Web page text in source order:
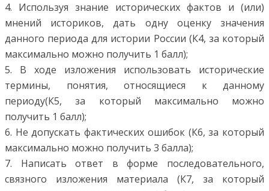
4. Используя знание исторических фактов и (или)
мнений историков, дать одну оценку значения
данного периода для истории России (К4, за который
максимально можно получить 1 балл);
5. В ходе изложения использовать исторические
термины, понятия, относящиеся к данному
периоду(К5, за который максимально можно
получить 1 балл);
6. Не допускать фактических ошибок (К6, за который
максимально можно получить 3 балла);
7. Написать ответ в форме последовательного,
связного изложения материала (К7, за который